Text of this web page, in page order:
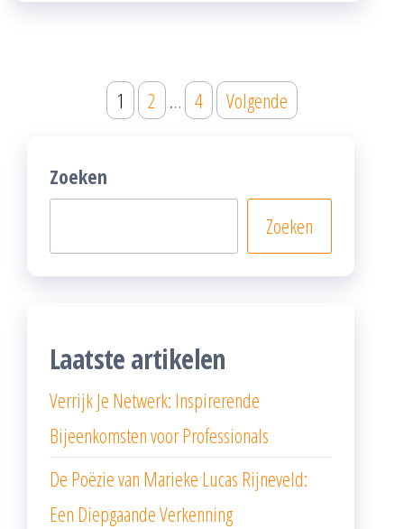
pagination
1 2 … 4 Volgende
Zoeken
Zoeken
Laatste artikelen
Verrijk Je Netwerk: Inspirerende
Bijeenkomsten voor Professionals
De Poëzie van Marieke Lucas Rijneveld:
Een Diepgaande Verkenning